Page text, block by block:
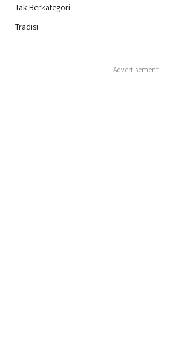
Tak Berkategori
Tradisi
Advertisement